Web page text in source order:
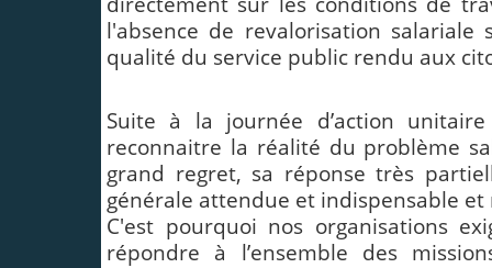
l'absence de revalorisation
qualité du service public rendu aux
Suite à la journée d’action
reconnaitre la réalité du problème
grand regret, sa réponse très
générale attendue et indispensable et
C'est pourquoi nos organisations
répondre à l’ensemble des